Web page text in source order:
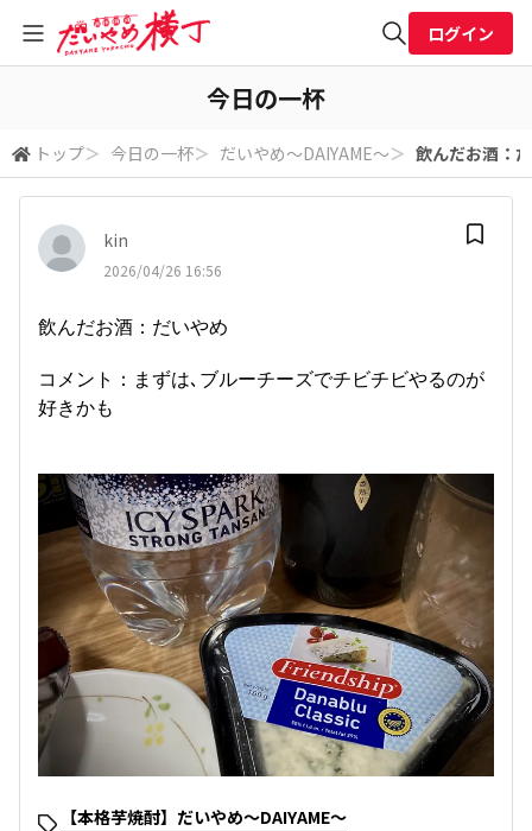
検索
ログイン
今日の一杯
トップ＞ 今日の一杯＞ だいやめ～DAIYAME～＞ 飲んだお酒：
kin
2026/04/26 16:56
飲んだお酒：だいやめ
コメント：まずは､ブルーチーズでチビチビやるのが
好きかも
【本格芋焼酎】だいやめ～DAIYAME～